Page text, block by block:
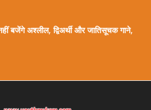
बजेंगे अश्लील, द्विअर्थी और जातिसूचक गाने,